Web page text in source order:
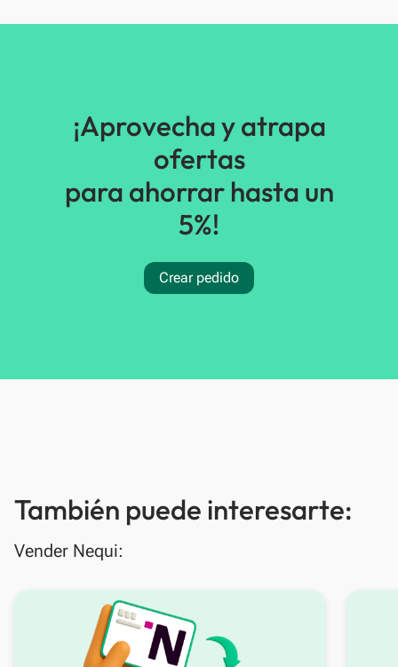
¡Aprovecha y atrapa
ofertas
para ahorrar hasta un
5%!
Crear pedido
También puede interesarte:
Vender Nequi: